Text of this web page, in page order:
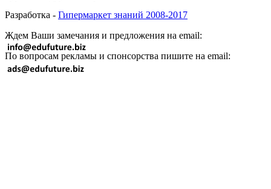
Разработка - Гипермаркет знаний 2008-2017
Ждем Ваши замечания и предложения на email:
По вопросам рекламы и спонсорства пишите на email: